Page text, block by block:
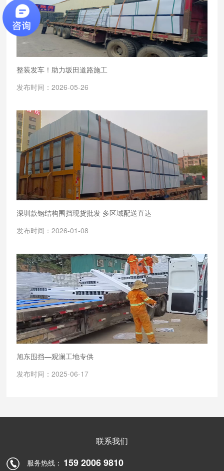
整装发车！助力坂田道路施工
发布时间：2026-05-26
深圳款钢结构围挡现货批发 多区域配送直达
发布时间：2026-01-08
旭东围挡—观澜工地专供
发布时间：2025-06-17
联系我们
服务热线： 159 2006 9810